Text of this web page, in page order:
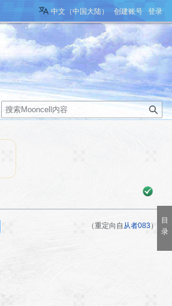
（重定向自 从者083）
中文（中国大陆） 创建账号 登录
搜
索